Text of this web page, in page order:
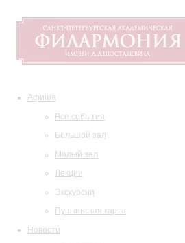
Афиша
Все события
Большой зал
Малый зал
Лекции
Экскурсии
Пушкинская карта
Новости